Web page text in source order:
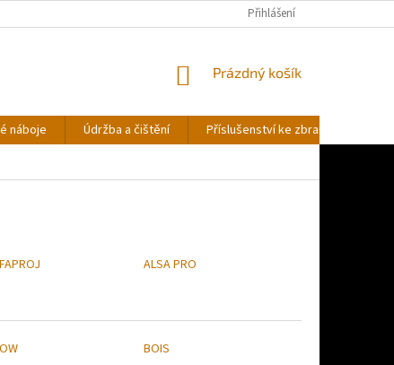
ÚDAJŮ Přihlášení
NÁKUPNÍ
Prázdný košík
náboje Údržba a čištění Příslušenství ke zbraním
ALSA PRO
BOIS